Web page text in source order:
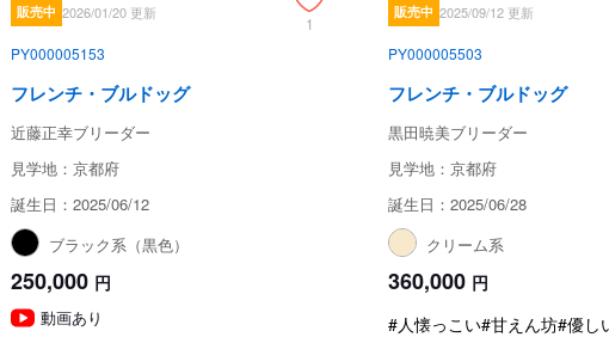
販売中 2026/01/20 更新
1
PY000005153
フレンチ・ブルドッグ
近藤正幸ブリーダー
見学地：京都府
誕生日：2025/06/12
ブラック系（黒色）
250,000 円
動画あり
販売中 2025/09/12 更新
PY000005503
フレンチ・ブルドッグ
黒田暁美ブリーダー
見学地：京都府
誕生日：2025/06/28
クリーム系
360,000 円
#人懐っこい#甘えん坊#優し